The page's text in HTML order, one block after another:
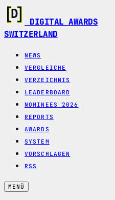
DIGITAL AWARDS
SWITZERLAND
NEWS
VERGLEICHE
VERZEICHNIS
LEADERBOARD
NOMINEES 2026
REPORTS
AWARDS
SYSTEM
VORSCHLAGEN
RSS
MENÜ